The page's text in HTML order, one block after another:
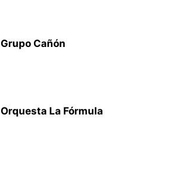
Grupo Cañón
Orquesta La Fórmula